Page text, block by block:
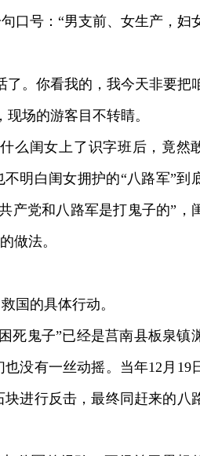
口号：“男支前、女生产，妇
。你看我的，我今天非要把
场的游客目不转睛。
闺女上了识字班后，竟然
明白闺女拥护的“八路军”到
产党和八路军是打鬼子的”，
做法。
国的具体行动。
鬼子”已经是莒南县板泉镇
没有一丝动摇。当年12月19
进行反击，最终同赶来的八